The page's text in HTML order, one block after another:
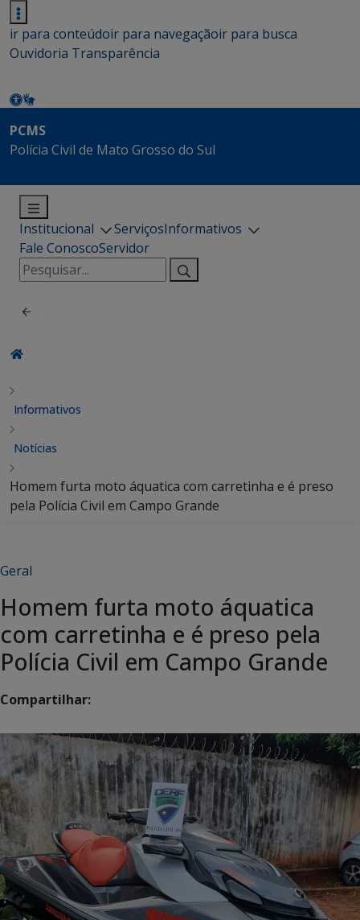
ir para conteúdoir para navegaçãoir para busca
Ouvidoria Transparência
PCMS
Polícia Civil de Mato Grosso do Sul
Institucional ServiçosInformativos
Fale ConoscoServidor
Pesquisar
por:
Informativos
Notícias
Homem furta moto áquatica com carretinha e é preso
pela Polícia Civil em Campo Grande
Geral
Homem furta moto áquatica
com carretinha e é preso pela
Polícia Civil em Campo Grande
Compartilhar: